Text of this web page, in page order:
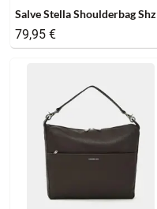
Salve Stella Shoulderbag Shz
79,95 €